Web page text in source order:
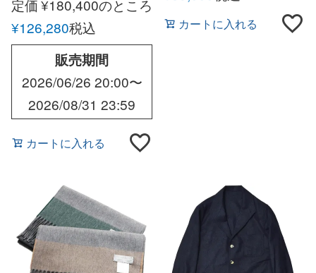
ョートコート
定価¥180,400のところ
¥126,280税込
販売期間
2026/06/26 20:00〜
2026/08/31 23:59
カートに入れる
カートに入れる